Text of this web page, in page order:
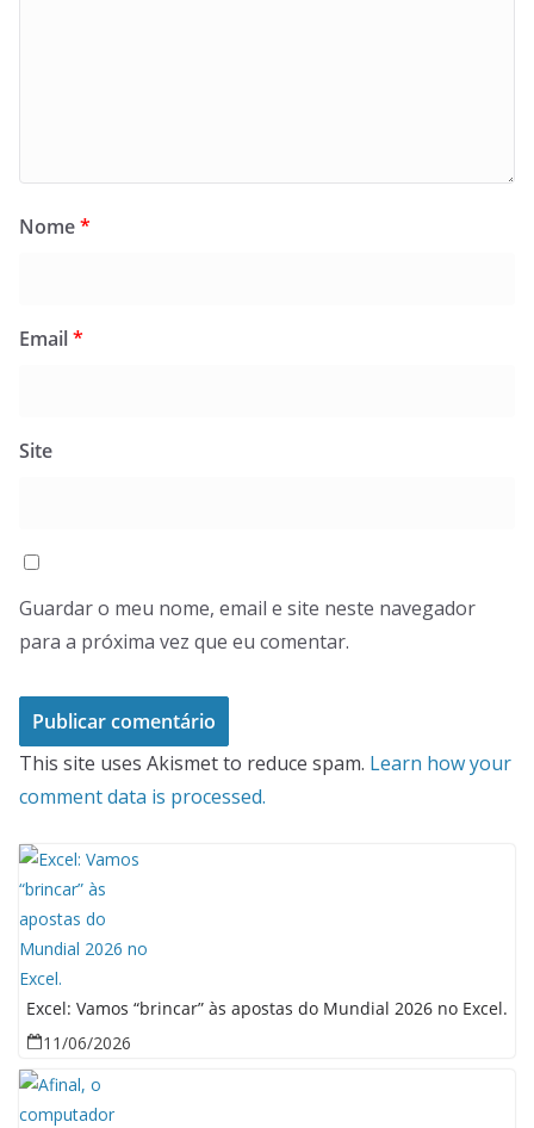
Nome*
Email*
Site
Guardar o meu nome, email e site neste navegador
para a próxima vez que eu comentar.
This site uses Akismet to reduce spam. Learn how your
comment data is processed.
Excel: Vamos “brincar” às apostas do Mundial 2026 no Excel.
11/06/2026